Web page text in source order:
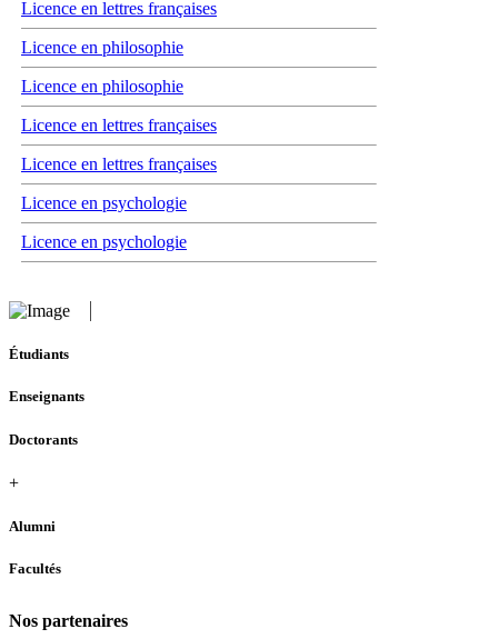
Licence en lettres françaises
Licence en philosophie
Licence en philosophie
Licence en lettres françaises
Licence en lettres françaises
Licence en psychologie
Licence en psychologie
Étudiants
Enseignants
Doctorants
+
Alumni
Facultés
Nos partenaires